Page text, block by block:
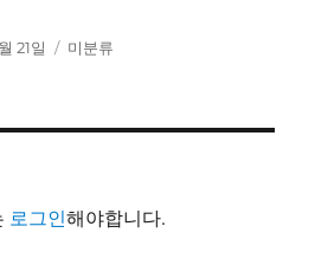
21일
카
미분류
로그인해야합니다.